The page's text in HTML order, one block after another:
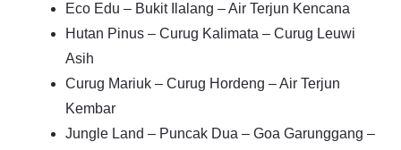
Eco Edu – Bukit Ilalang – Air Terjun Kencana
Hutan Pinus – Curug Kalimata – Curug Leuwi
Asih
Curug Mariuk – Curug Hordeng – Air Terjun
Kembar
Jungle Land – Puncak Dua – Goa Garunggang –